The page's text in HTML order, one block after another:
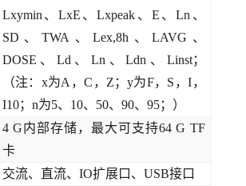
Lxymin、LxE、Lxpeak、E、Ln、
SD、TWA、Lex,8h、LAVG、
DOSE、Ld、Ln、Ldn、Linst；
（注：x为A，C，Z；y为F，S，I，
I10；n为5、10、50、90、95；）
4 G内部存储，最大可支持64 G TF
卡
交流、直流、IO扩展口、USB接口